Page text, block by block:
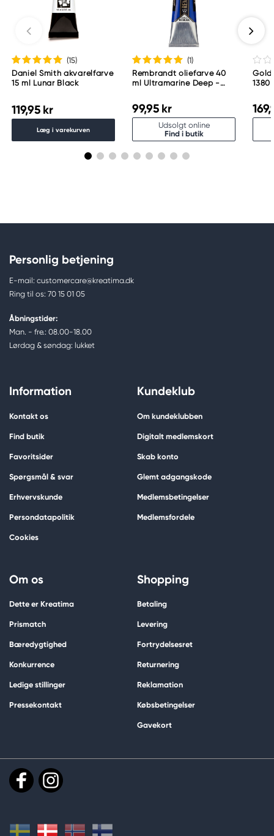
Too Marker Products Inc.
Meguro Higashiyama Bldg., 1-4-4 Higashiyama,
Meguro-ku
Tokyo 153-0043 Japan
www.toomarker.co.jp
(15)
Daniel Smith akvarelfarve
15 ml Lunar Black
119,95 kr
Læg i varekurven
(1)
Rembrandt oliefarve 40
ml Ultramarine Deep -
99,95 kr
Udsolgt online
Find i butik
1380
Personlig betjening
E-mail: customercare@kreatima.dk
Ring til os: 70 15 01 05
Åbningstider:
Man. - fre.: 08.00-18.00
Lørdag & søndag: lukket
Information
Kontakt os
Find butik
Favoritsider
Spørgsmål & svar
Erhvervskunde
Persondatapolitik
Cookies
Kundeklub
Om kundeklubben
Digitalt medlemskort
Skab konto
Glemt adgangskode
Medlemsbetingelser
Medlemsfordele
Om os
Dette er Kreatima
Prismatch
Bæredygtighed
Konkurrence
Ledige stillinger
Pressekontakt
Shopping
Betaling
Levering
Fortrydelsesret
Returnering
Reklamation
Købsbetingelser
Gavekort